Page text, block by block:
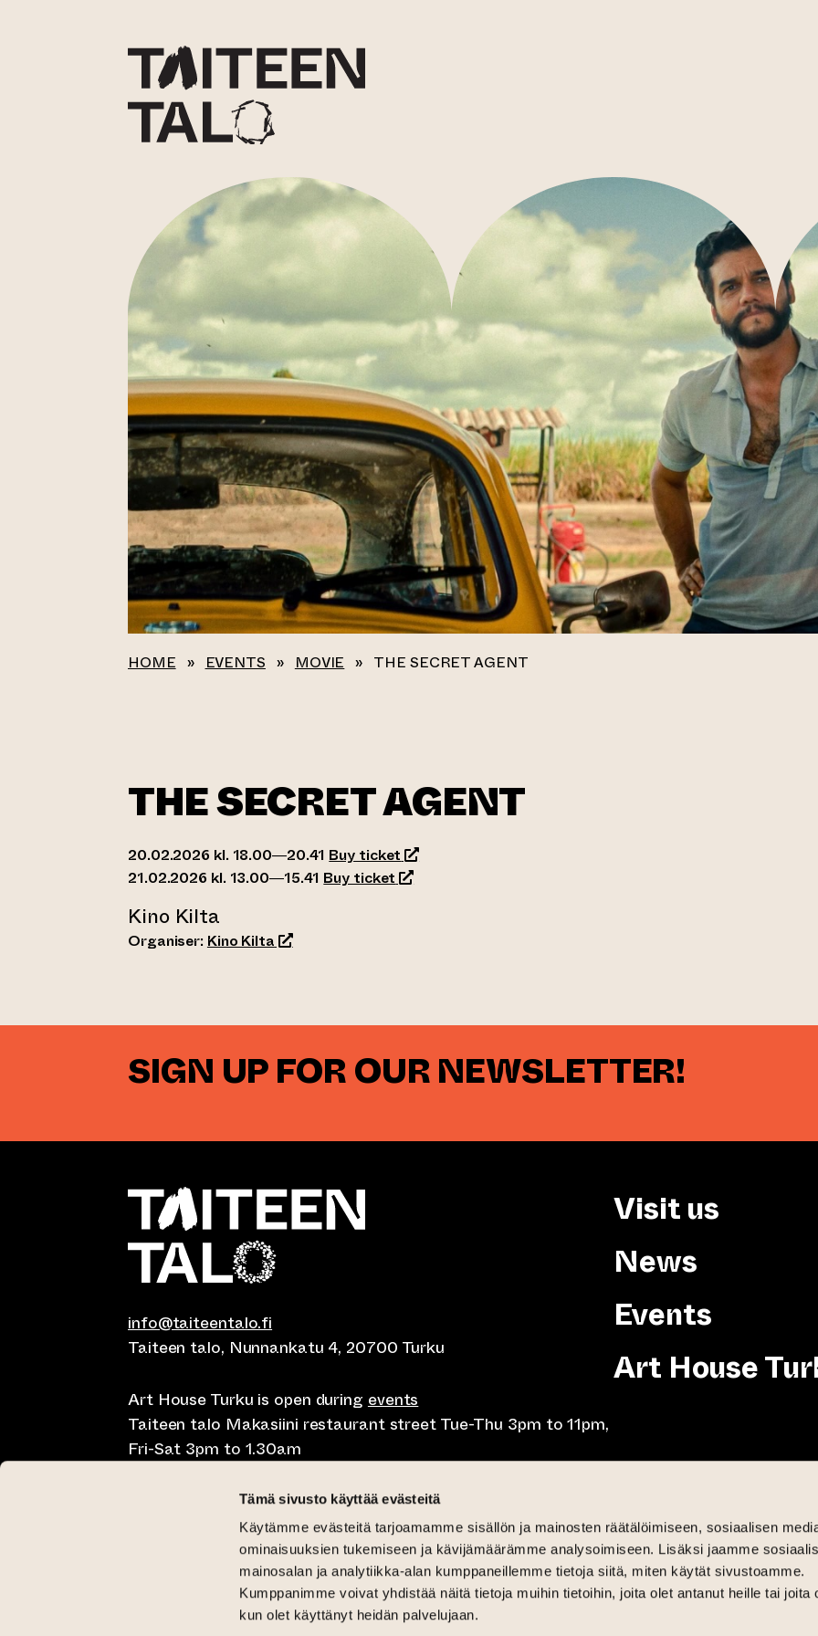
Tämä sivusto käyttää evästeitä
Käytämme evästeitä tarjoamamme sisällön ja mainosten räätälöimiseen, sosiaalisen
ominaisuuksien tukemiseen ja kävijämäärämme analysoimiseen. Lisäksi jaamme
mainosalan ja analytiikka-alan kumppaneillemme tietoja siitä, miten käytät sivustoamme.
Kumppanimme voivat yhdistää näitä tietoja muihin tietoihin, joita olet antanut heille tai joita
kun olet käyttänyt heidän palvelujaan.
HOME » EVENTS » MOVIE » THE SECRET AGENT
THE SECRET AGENT
20.02.2026 kl. 18.00—20.41 Buy ticket (opens an external website)
21.02.2026 kl. 13.00—15.41 Buy ticket (opens an external website)
Kino Kilta
Organiser: Kino Kilta(opens an external website)
SIGN UP FOR OUR NEWSLETTER!
info@taiteentalo.fi
Taiteen talo, Nunnankatu 4, 20700 Turku
Art House Turku is open during events
Taiteen talo Makasiini restaurant street Tue-Thu 3pm to 11pm,
Fri-Sat 3pm to 1.30am
Café Elephanten Sun-Mon 10am to 8pm, Tue-Thu 10am to
11pm, Fri-Sat 10am to 1.30am
Restaurant Pegasus Taiteen talo Mon-Fri lunch 10.30-15,
Saturday lunch 11am to 3pm and Sunday brunch 11am until 3pm
Critical Gallery Tue-Sun 12pm until 6pm
Gallery Aski Tue-Fri 12pm until 6pm and Sat-Sun 12pm until 4pm
Visit us
News
Events
Art House